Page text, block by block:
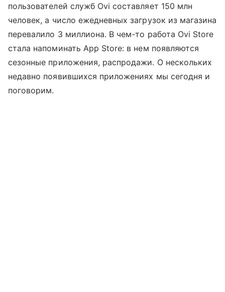
пользователей служб Ovi составляет 150 млн
человек, а число ежедневных загрузок из магазина
перевалило 3 миллиона. В чем-то работа Ovi Store
стала напоминать App Store: в нем появляются
сезонные приложения, распродажи. О нескольких
недавно появившихся приложениях мы сегодня и
поговорим.